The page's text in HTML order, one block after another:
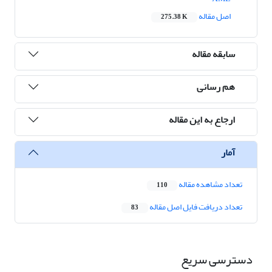
اصل مقاله
275.38 K
سابقه مقاله
هم رسانی
ارجاع به این مقاله
آمار
تعداد مشاهده مقاله 110
تعداد دریافت فایل اصل مقاله 83
دسترسی سریع